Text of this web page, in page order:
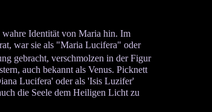
Identität von Maria hin. Im
war sie als "Maria Lucifera" oder
gebracht, verschmolzen in der Figur
auch bekannt als Venus. Picknett
Lucifera' oder als 'Isis Luzifer'
die Seele dem Heiligen Licht zu